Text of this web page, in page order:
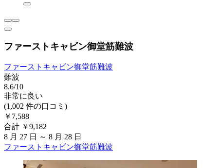
ファーストキャビン御堂筋難波
ファーストキャビン御堂筋難波
難波
8.6/10
非常に良い
(1,002 件の口コミ)
￥7,588
合計 ￥9,182
8 月 27 日 ～ 8 月 28 日
ファーストキャビン御堂筋難波